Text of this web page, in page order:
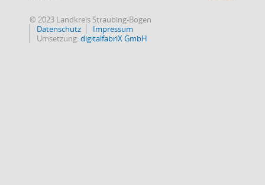
© 2023 Landkreis Straubing-Bogen
Datenschutz
Impressum
Umsetzung:digitalfabriX GmbH